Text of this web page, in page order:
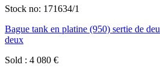
Stock no: 171634/1
Bague tank en platine (950) sertie de
deux
Sold : 4 080 €